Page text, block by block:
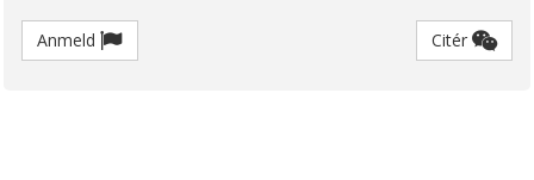
Anmeld Citér